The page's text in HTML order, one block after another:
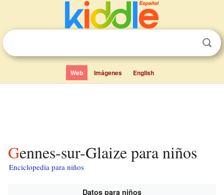
Web Imágenes English
Gennes-sur-Glaize para niños
Enciclopedia para niños
Datos para niños